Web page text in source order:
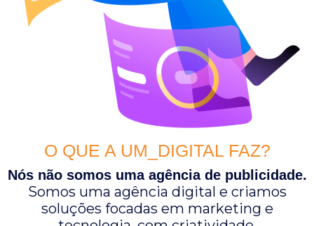
O QUE A UM_DIGITAL FAZ?
Nós não somos uma agência de publicidade.
Somos uma agência digital e criamos
soluções focadas em marketing e